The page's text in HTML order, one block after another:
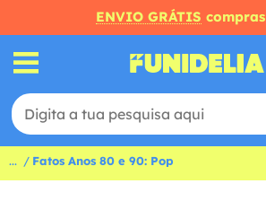
ENVIO GRÁTIS compras
... Fatos Anos 80 e 90: Pop